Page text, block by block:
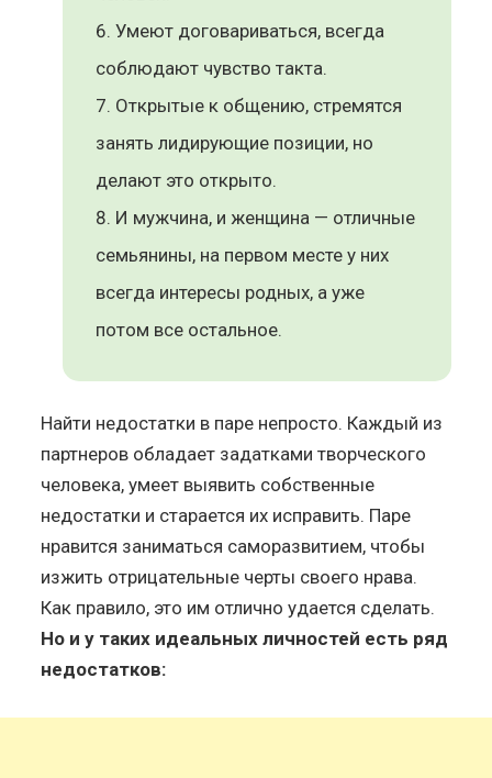
Умеют договариваться, всегда
соблюдают чувство такта.
Открытые к общению, стремятся
занять лидирующие позиции, но
делают это открыто.
И мужчина, и женщина — отличные
семьянины, на первом месте у них
всегда интересы родных, а уже
потом все остальное.
Найти недостатки в паре непросто. Каждый из
партнеров обладает задатками творческого
человека, умеет выявить собственные
недостатки и старается их исправить. Паре
нравится заниматься саморазвитием, чтобы
изжить отрицательные черты своего нрава.
Как правило, это им отлично удается сделать.
Но и у таких идеальных личностей есть ряд
недостатков: